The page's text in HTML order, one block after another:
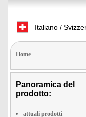
Italiano /
Home
Panoramica del
prodotto:
attuali prodotti